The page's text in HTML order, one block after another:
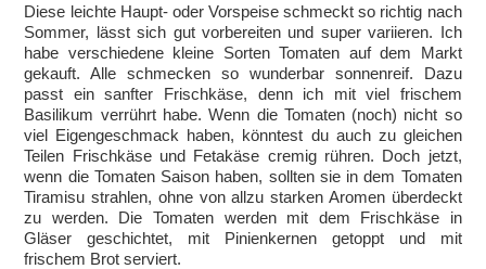
Diese leichte Haupt- oder Vorspeise schmeckt so richtig nach
Sommer, lässt sich gut vorbereiten und super variieren. Ich
habe verschiedene kleine Sorten Tomaten auf dem Markt
gekauft. Alle schmecken so wunderbar sonnenreif. Dazu
passt ein sanfter Frischkäse, denn ich mit viel frischem
Basilikum verrührt habe. Wenn die Tomaten (noch) nicht so
viel Eigengeschmack haben, könntest du auch zu gleichen
Teilen Frischkäse und Fetakäse cremig rühren. Doch jetzt,
wenn die Tomaten Saison haben, sollten sie in dem Tomaten
Tiramisu strahlen, ohne von allzu starken Aromen überdeckt
zu werden. Die Tomaten werden mit dem Frischkäse in
Gläser geschichtet, mit Pinienkernen getoppt und mit
frischem Brot serviert.